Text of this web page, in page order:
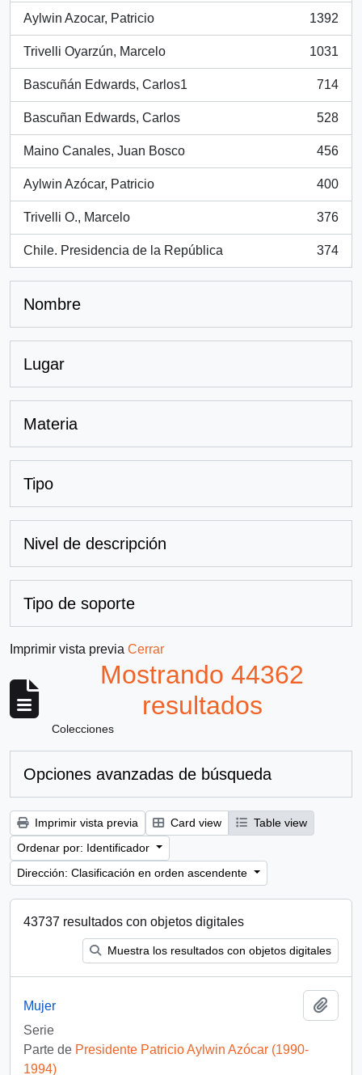
Aylwin Azocar, Patricio
, 1392 resultados
1392
Trivelli Oyarzún, Marcelo
, 1031 resultados
1031
Bascuñán Edwards, Carlos1
, 714 resultados
714
Bascuñan Edwards, Carlos
, 528 resultados
528
Maino Canales, Juan Bosco
, 456 resultados
456
Aylwin Azócar, Patricio
, 400 resultados
400
Trivelli O., Marcelo
, 376 resultados
376
Chile. Presidencia de la República
, 374 resultados
374
Nombre
Lugar
Materia
Tipo
Nivel de descripción
Tipo de soporte
Imprimir vista previa Cerrar
Mostrando 44362
resultados
Colecciones
Opciones avanzadas de búsqueda
Imprimir vista previa Card view
Table view
Ordenar por: Identificador
Dirección: Clasificación en orden ascendente
43737 resultados con objetos digitales
Muestra los resultados con objetos digitales
Mujer
Serie
Parte de Presidente Patricio Aylwin Azócar (1990-
1994)